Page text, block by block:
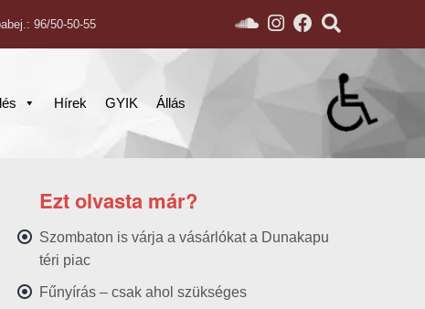
96/50-50-55
Hírek GYIK Állás
Ezt olvasta már?
Szombaton is várja a vásárlókat a Dunakapu
téri piac
Fűnyírás – csak ahol szükséges